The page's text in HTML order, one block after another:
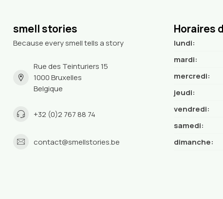
smell stories
Because every smell tells a story
Rue des Teinturiers 15
1000 Bruxelles
Belgique
+32 (0)2 767 88 74
contact@smellstories.be
Horaires
lundi:
mardi:
mercredi:
jeudi:
vendredi:
samedi:
dimanche: